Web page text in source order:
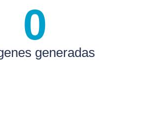
generadas
0